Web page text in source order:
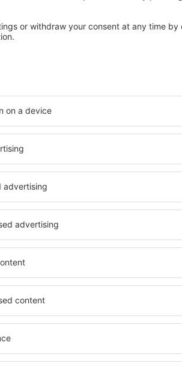
un pachet Zbor +
călătoresc
cu mai puțin
– profită de ofertele
mai bun, pe cuvânt de turişti!
în newsletter-ul nostru.
de la eSky.pl S.A. la adresa de e-mail pe